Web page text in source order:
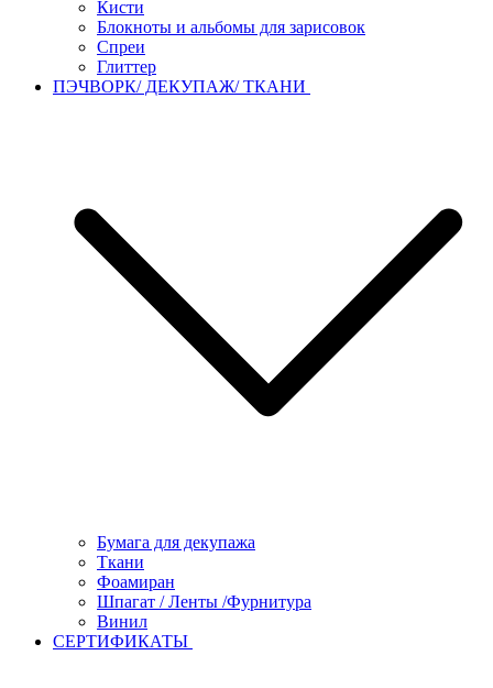
Кисти
Блокноты и альбомы для зарисовок
Спреи
Глиттер
ПЭЧВОРК/ ДЕКУПАЖ/ ТКАНИ
Бумага для декупажа
Ткани
Фоамиран
Шпагат / Ленты /Фурнитура
Винил
СЕРТИФИКАТЫ